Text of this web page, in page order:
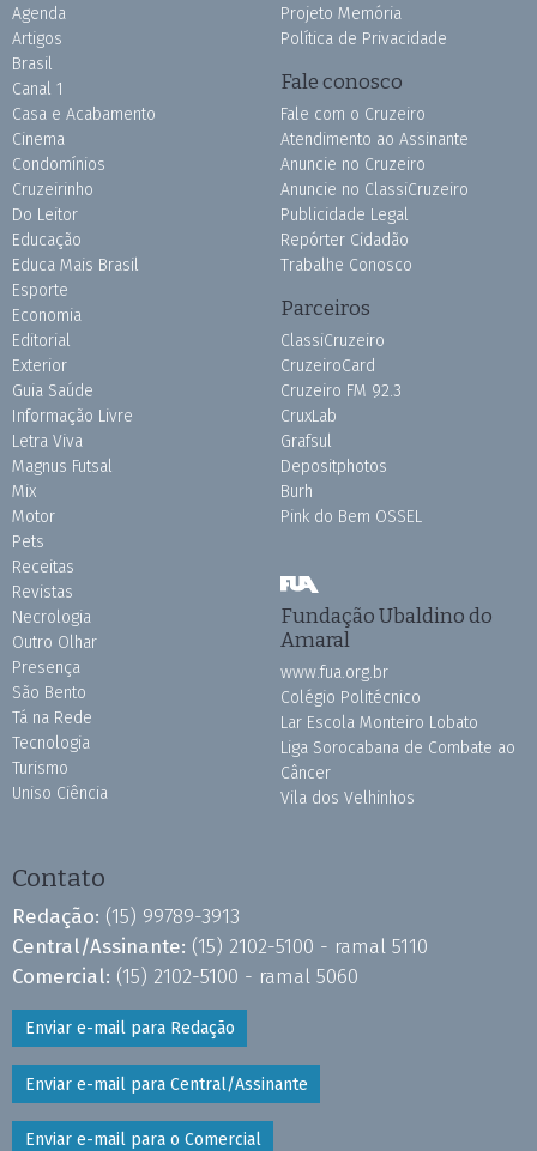
Agenda
Artigos
Brasil
Canal 1
Casa e Acabamento
Cinema
Condomínios
Cruzeirinho
Do Leitor
Educação
Educa Mais Brasil
Esporte
Economia
Editorial
Exterior
Guia Saúde
Informação Livre
Letra Viva
Magnus Futsal
Mix
Motor
Pets
Receitas
Revistas
Necrologia
Outro Olhar
Presença
São Bento
Tá na Rede
Tecnologia
Turismo
Uniso Ciência
Projeto Memória
Política de Privacidade
Fale conosco
Fale com o Cruzeiro
Atendimento ao Assinante
Anuncie no Cruzeiro
Anuncie no ClassiCruzeiro
Publicidade Legal
Repórter Cidadão
Trabalhe Conosco
Parceiros
ClassiCruzeiro
CruzeiroCard
Cruzeiro FM 92.3
CruxLab
Grafsul
Depositphotos
Burh
Pink do Bem OSSEL
Fundação Ubaldino do
Amaral
www.fua.org.br
Colégio Politécnico
Lar Escola Monteiro Lobato
Liga Sorocabana de Combate ao
Câncer
Vila dos Velhinhos
Contato
Redação: (15) 99789-3913
Central/Assinante: (15) 2102-5100 - ramal 5110
Comercial: (15) 2102-5100 - ramal 5060
Enviar e-mail para Redação
Enviar e-mail para Central/Assinante
Enviar e-mail para o Comercial